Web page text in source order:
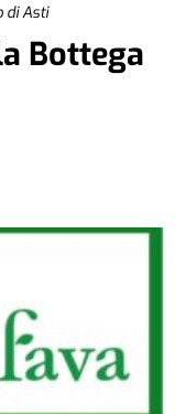
di Asti
Bottega